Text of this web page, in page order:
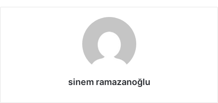
insanlar ellerinden gelenin en iyisini yaparlar. Daha şık
olmaya ve daha şık olmaya çalışırlar. Tasarımcı, tekstil ve
giyim ürünleri üzerinde çalışarak bilgi ve yetenek sahibi
olan kişidir. Stilistler tarafından ayrıntılı çalışmalar vardır.
içini ve dışını bilmek isterler. Modayı, moda olan her şeyi
sinem ramazanoğlu